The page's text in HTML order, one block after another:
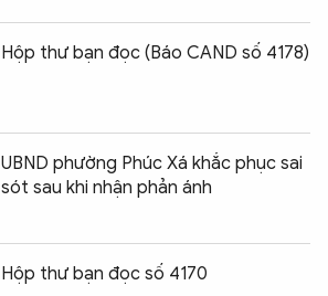
Hộp thư bạn đọc (Báo CAND số 4178)
UBND phường Phúc Xá khắc phục sai
sót sau khi nhận phản ánh
Hộp thư bạn đọc số 4170